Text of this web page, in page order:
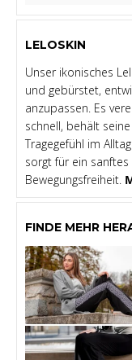
LELOSKIN
Unser ikonisches
und gebürstet,
anzupassen. Es
schnell, behält
Tragegefühl im
sorgt für ein
Bewegungsfreiheit.
FINDE MEHR